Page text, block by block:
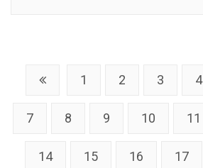
1 2 3 4
7 8 9 10 11
14 15 16 17